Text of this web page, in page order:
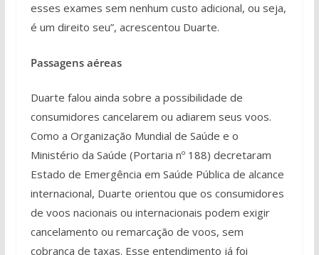
esses exames sem nenhum custo adicional, ou seja,
é um direito seu”, acrescentou Duarte.
Passagens aéreas
Duarte falou ainda sobre a possibilidade de
consumidores cancelarem ou adiarem seus voos.
Como a Organização Mundial de Saúde e o
Ministério da Saúde (Portaria nº 188) decretaram
Estado de Emergência em Saúde Pública de alcance
internacional, Duarte orientou que os consumidores
de voos nacionais ou internacionais podem exigir
cancelamento ou remarcação de voos, sem
cobrança de taxas. Esse entendimento já foi